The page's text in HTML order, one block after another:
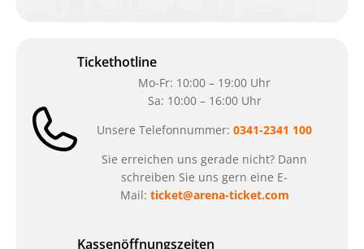
Tickethotline
Mo-Fr: 10:00 – 19:00 Uhr
Sa: 10:00 – 16:00 Uhr
Unsere Telefonnummer: 0341-2341 100
Sie erreichen uns gerade nicht? Dann
schreiben Sie uns gern eine E-
Mail: ticket@arena-ticket.com
Kassenöffnungszeiten